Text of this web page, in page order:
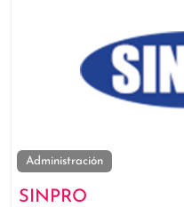
Administración
SINPRO